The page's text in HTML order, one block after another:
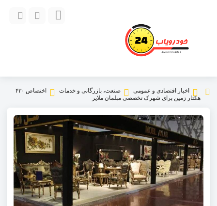
اخبار اقتصادی و عمومی صنعت، بازرگانی و خدمات
اختصاص ۴۳۰
هکتار زمین برای شهرک تخصصی مبلمان ملایر